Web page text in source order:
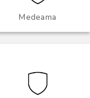
Medeama